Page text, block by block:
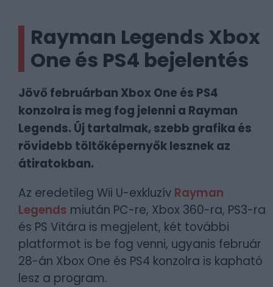
Rayman Legends Xbox
One és PS4 bejelentés
Jövő februárban Xbox One és PS4
konzolra is meg fog jelenni a Rayman
Legends. Új tartalmak, szebb grafika és
rövidebb töltőképernyők lesznek az
átiratokban.
Az eredetileg Wii U-exkluzív Rayman
Legends miután PC-re, Xbox 360-ra, PS3-ra
és PS Vitára is megjelent, két további
platformot is be fog venni, ugyanis február
28-án Xbox One és PS4 konzolra is kapható
lesz a program.